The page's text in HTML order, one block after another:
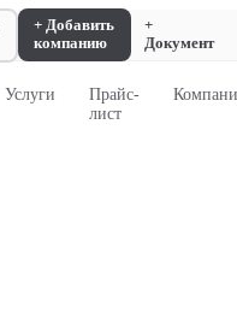
+ Добавить
компанию
+
Документ
Услуги
Прайс-
лист